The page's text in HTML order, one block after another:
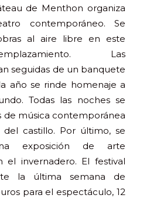
de Menthon organiza
contemporáneo. Se
al aire libre en este
Las
seguidas de un banquete
año se rinde homenaje a
Todas las noches se
de música contemporánea
castillo. Por último, se
exposición de arte
el invernadero. El festival
la última semana de
para el espectáculo, 12